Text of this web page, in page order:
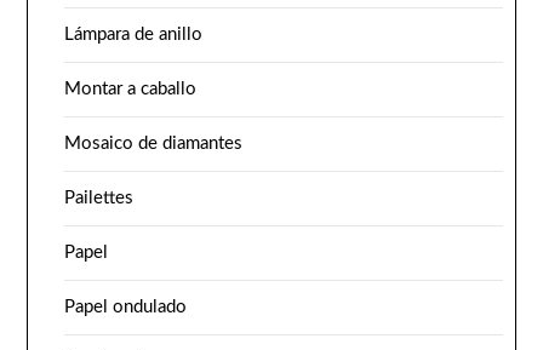
Lámpara de anillo
Montar a caballo
Mosaico de diamantes
Pailettes
Papel
Papel ondulado